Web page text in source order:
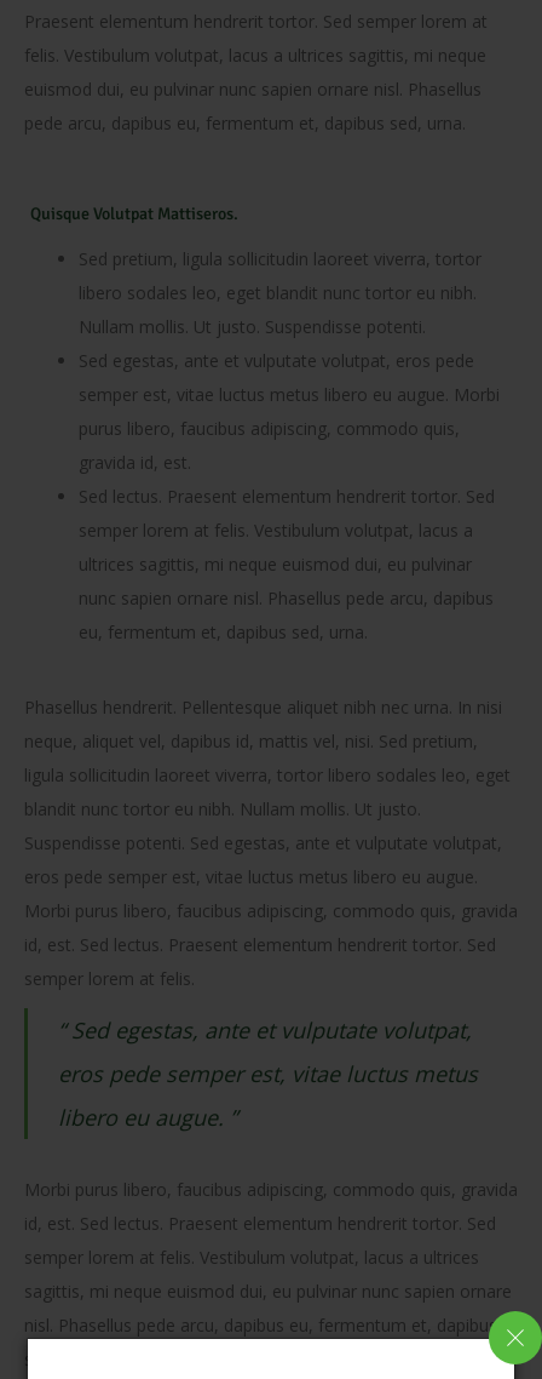
Praesent elementum hendrerit tortor. Sed semper lorem at
felis. Vestibulum volutpat, lacus a ultrices sagittis, mi neque
euismod dui, eu pulvinar nunc sapien ornare nisl. Phasellus
pede arcu, dapibus eu, fermentum et, dapibus sed, urna.
Quisque Volutpat Mattiseros.
Sed pretium, ligula sollicitudin laoreet viverra, tortor
libero sodales leo, eget blandit nunc tortor eu nibh.
Nullam mollis. Ut justo. Suspendisse potenti.
Sed egestas, ante et vulputate volutpat, eros pede
semper est, vitae luctus metus libero eu augue. Morbi
purus libero, faucibus adipiscing, commodo quis,
gravida id, est.
Sed lectus. Praesent elementum hendrerit tortor. Sed
semper lorem at felis. Vestibulum volutpat, lacus a
ultrices sagittis, mi neque euismod dui, eu pulvinar
nunc sapien ornare nisl. Phasellus pede arcu, dapibus
eu, fermentum et, dapibus sed, urna.
Phasellus hendrerit. Pellentesque aliquet nibh nec urna. In nisi
neque, aliquet vel, dapibus id, mattis vel, nisi. Sed pretium,
ligula sollicitudin laoreet viverra, tortor libero sodales leo, eget
blandit nunc tortor eu nibh. Nullam mollis. Ut justo.
Suspendisse potenti. Sed egestas, ante et vulputate volutpat,
eros pede semper est, vitae luctus metus libero eu augue.
Morbi purus libero, faucibus adipiscing, commodo quis, gravida
id, est. Sed lectus. Praesent elementum hendrerit tortor. Sed
semper lorem at felis.
“ Sed egestas, ante et vulputate volutpat,
eros pede semper est, vitae luctus metus
libero eu augue. ”
Morbi purus libero, faucibus adipiscing, commodo quis, gravida
id, est. Sed lectus. Praesent elementum hendrerit tortor. Sed
semper lorem at felis. Vestibulum volutpat, lacus a ultrices
sagittis, mi neque euismod dui, eu pulvinar nunc sapien ornare
nisl. Phasellus pede arcu, dapibus eu, fermentum et, dapibus
sed, urna. Morbi interdum mollis sapien. Sed ac risus. Phasellus